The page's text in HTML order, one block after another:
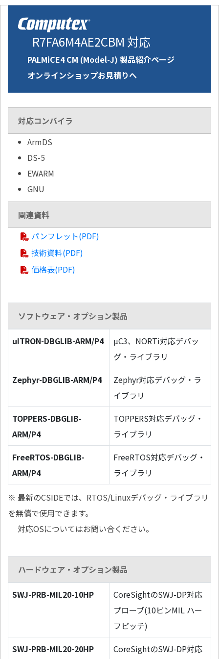
R7FA6M4AE2CBM 対応
PALMiCE4 CM (Model-J) 製品紹介ページ
オンラインショップお見積りへ
対応コンパイラ
ArmDS
DS-5
EWARM
GNU
関連資料
パンフレット(PDF)
技術資料(PDF)
価格表(PDF)
ソフトウェア・オプション製品
uITRON-DBGLIB-ARM/P4
µC3、NORTi対応デバッ
グ・ライブラリ
Zephyr-DBGLIB-ARM/P4
Zephyr対応デバッグ・ラ
イブラリ
TOPPERS-DBGLIB-
ARM/P4
TOPPERS対応デバッグ・
ライブラリ
FreeRTOS-DBGLIB-
ARM/P4
FreeRTOS対応デバッグ・
ライブラリ
※ 最新のCSIDEでは、RTOS/Linuxデバッグ・ライブラリ
を無償で使用できます。
対応OSについてはお問い合ください。
ハードウェア・オプション製品
SWJ-PRB-MIL20-10HP
CoreSightのSWJ-DP対応
プローブ(10ピンMIL ハー
フピッチ)
SWJ-PRB-MIL20-20HP
CoreSightのSWJ-DP対応